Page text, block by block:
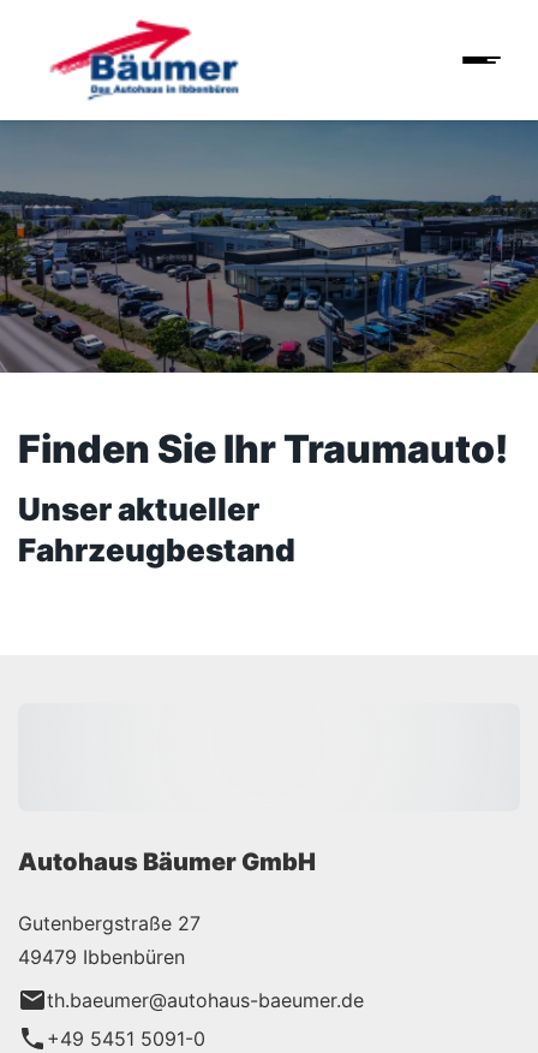
Finden Sie Ihr Traumauto!
Unser aktueller
Fahrzeugbestand
Autohaus Bäumer GmbH
Gutenbergstraße 27
49479 Ibbenbüren
th.baeumer@autohaus-baeumer.de
+49 5451 5091-0